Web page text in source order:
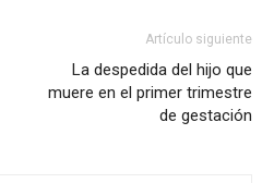
Artículo siguiente
La despedida del hijo que
muere en el primer trimestre
de gestación